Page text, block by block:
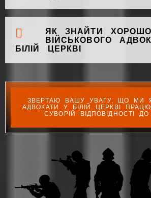
ЯК ЗНАЙТИ
ВІЙСЬКОВОГО
БІЛІЙ ЦЕРКВІ
ЗВЕРТАЮ ВАШУ УВАГУ, ЩО МИ
АДВОКАТИ У БІЛІЙ ЦЕРКВІ
СУВОРІЙ ВІДПОВІДНОСТІ